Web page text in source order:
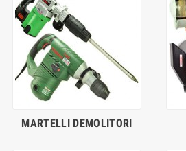
MARTELLI DEMOLITORI